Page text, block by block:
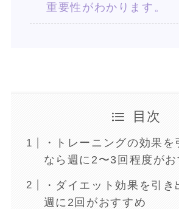
重要性がわかります。
目次
・トレーニングの効果を
なら週に2〜3回程度がお
・ダイエット効果を引き
週に2回がおすすめ